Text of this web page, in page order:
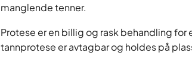
manglende tenner.
Protese er en billig og rask behandling for
tannprotese er avtagbar og holdes på